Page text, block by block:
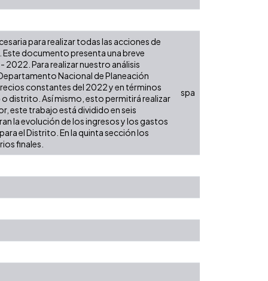
para realizar todas las acciones de
documento presenta una breve
Para realizar nuestro análisis
Nacional de Planeación
constantes del 2022 y en términos
distrito. Así mismo, esto permitirá realizar
este trabajo está dividido en seis
la evolución de los ingresos y los gastos
el Distrito. En la quinta sección los
finales.
spa